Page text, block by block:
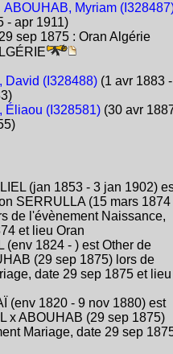
ABOUHAB, Myriam
- apr 1911)
29 sep 1875 : Oran Algérie
David (I328488)(1 avr 1883 -
Éliaou (I328581)(30 avr
(jan 1853 - 3 jan 1902)
SERRULLA (15 mars 1874
de l'évènement Naissance,
et lieu Oran
(env 1824 - ) est Other de
(29 sep 1875) lors de
date 29 sep 1875 et lieu
(env 1820 - 9 nov 1880) est
x ABOUHAB (29 sep 1875)
Mariage, date 29 sep